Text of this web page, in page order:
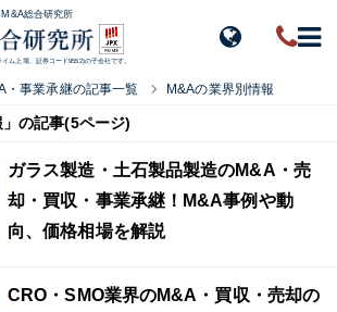
総合研究所
ム上場、証券コード9552)の子会社です。
・事業承継の記事一覧 M&Aの業界別情報
」の記事(5ページ)
ガラス製造・土石製品製造のM&A・売
却・買収・事業承継！M&A事例や動
向、価格相場を解説
CRO・SMO業界のM&A・買収・売却の